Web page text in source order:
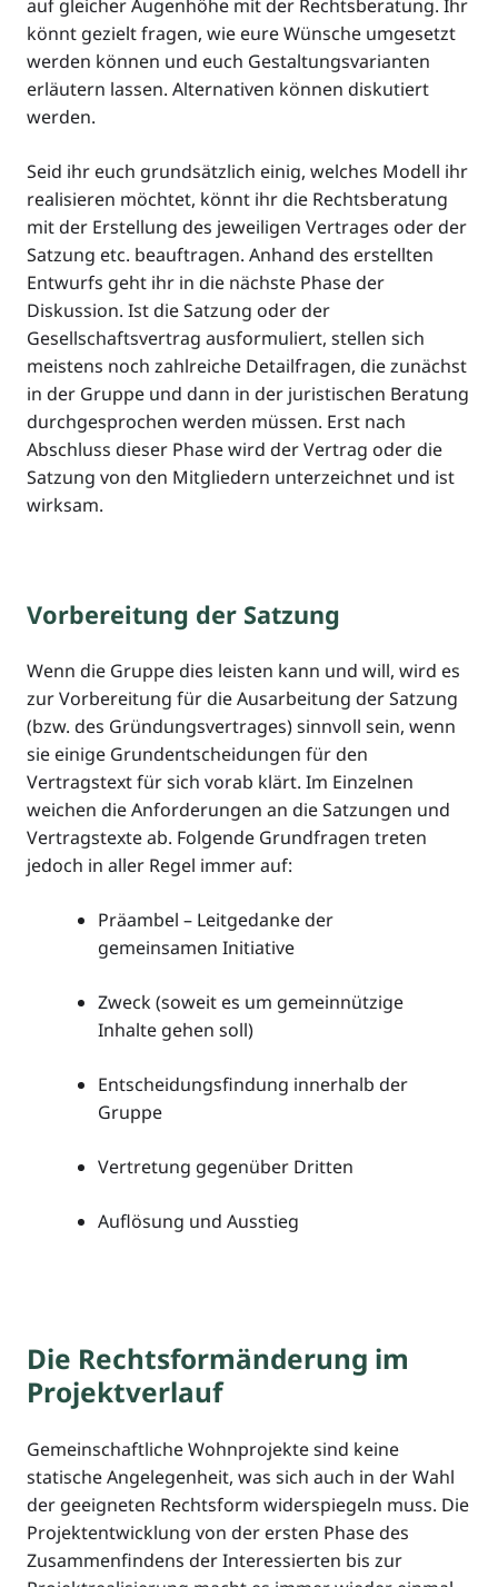
auf gleicher Augenhöhe mit der Rechtsberatung. Ihr
könnt gezielt fragen, wie eure Wünsche umgesetzt
werden können und euch Gestaltungsvarianten
erläutern lassen. Alternativen können diskutiert
werden.
Seid ihr euch grundsätzlich einig, welches Modell ihr
realisieren möchtet, könnt ihr die Rechtsberatung
mit der Erstellung des jeweiligen Vertrages oder der
Satzung etc. beauftragen. Anhand des erstellten
Entwurfs geht ihr in die nächste Phase der
Diskussion. Ist die Satzung oder der
Gesellschaftsvertrag ausformuliert, stellen sich
meistens noch zahlreiche Detailfragen, die zunächst
in der Gruppe und dann in der juristischen Beratung
durchgesprochen werden müssen. Erst nach
Abschluss dieser Phase wird der Vertrag oder die
Satzung von den Mitgliedern unterzeichnet und ist
wirksam.
Vorbereitung der Satzung
Wenn die Gruppe dies leisten kann und will, wird es
zur Vorbereitung für die Ausarbeitung der Satzung
(bzw. des Gründungsvertrages) sinnvoll sein, wenn
sie einige Grundentscheidungen für den
Vertragstext für sich vorab klärt. Im Einzelnen
weichen die Anforderungen an die Satzungen und
Vertragstexte ab. Folgende Grundfragen treten
jedoch in aller Regel immer auf:
Präambel – Leitgedanke der
gemeinsamen Initiative
Zweck (soweit es um gemeinnützige
Inhalte gehen soll)
Entscheidungsfindung innerhalb der
Gruppe
Vertretung gegenüber Dritten
Auflösung und Ausstieg
Die Rechtsformänderung im
Projektverlauf
Gemeinschaftliche Wohnprojekte sind keine
statische Angelegenheit, was sich auch in der Wahl
der geeigneten Rechtsform widerspiegeln muss. Die
Projektentwicklung von der ersten Phase des
Zusammenfindens der Interessierten bis zur